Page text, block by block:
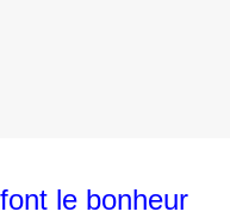
le bonheur